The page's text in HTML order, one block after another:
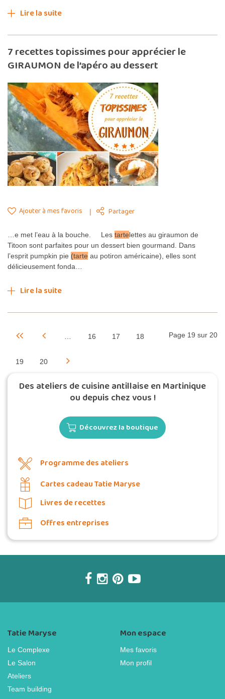
Lire la suite
7 recettes topissimes pour apprécier le
GIRAUMON de l’apéro au dessert
Ajouter à mes favoris Partager
…e met l’eau à la bouche. Les tartelettes au giraumon de
Titoon sont parfaites pour un dessert bien gourmand. Dans
l’esprit pumpkin pie (tarte au potiron américaine), elles sont
délicieusement fonda…
Lire la suite
Page 19 sur 20
16 17 18
19 20
Des ateliers de cuisine antillaise en Martinique
ou depuis chez vous !
Découvrez la boutique
Programme des ateliers
Cartes cadeau Tatie Maryse
Livres de recettes
Offres entreprises
Tatie Maryse
Le Complexe
Le Salon
Ateliers
Team building
Mon espace
Mes favoris
Mon profil